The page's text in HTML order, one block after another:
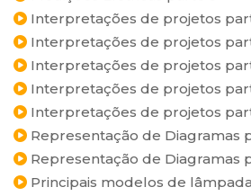
Interpretações de projetos
Interpretações de projetos
Interpretações de projetos
Interpretações de projetos
Interpretações de projetos
Representação de Diagramas
Representação de Diagramas
Principais modelos de